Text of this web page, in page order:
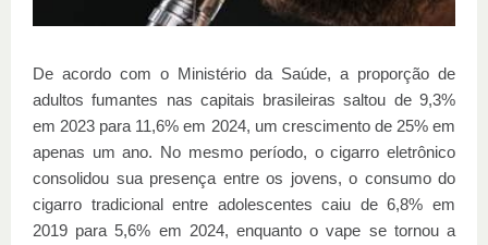
De acordo com o Ministério da Saúde, a proporção de
adultos fumantes nas capitais brasileiras saltou de 9,3%
em 2023 para 11,6% em 2024, um crescimento de 25% em
apenas um ano. No mesmo período, o cigarro eletrônico
consolidou sua presença entre os jovens, o consumo do
cigarro tradicional entre adolescentes caiu de 6,8% em
2019 para 5,6% em 2024, enquanto o vape se tornou a